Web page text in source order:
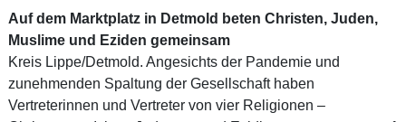
Auf dem Marktplatz in Detmold beten Christen, Juden,
Muslime und Eziden gemeinsam
Kreis Lippe/Detmold. Angesichts der Pandemie und
zunehmenden Spaltung der Gesellschaft haben
Vertreterinnen und Vertreter von vier Religionen –